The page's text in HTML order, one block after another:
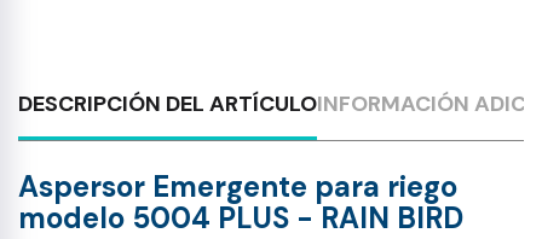
DESCRIPCIÓN DEL ARTÍCULOINFORMACIÓN
Aspersor Emergente para riego
modelo 5004 PLUS - RAIN BIRD